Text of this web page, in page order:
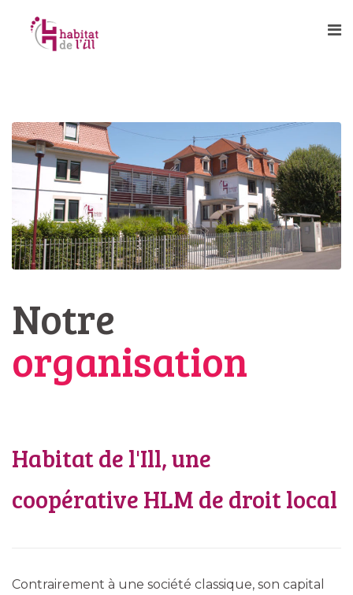
Notre
organisation
Habitat de l'Ill, une
coopérative HLM de droit local
Contrairement à une société classique, son capital